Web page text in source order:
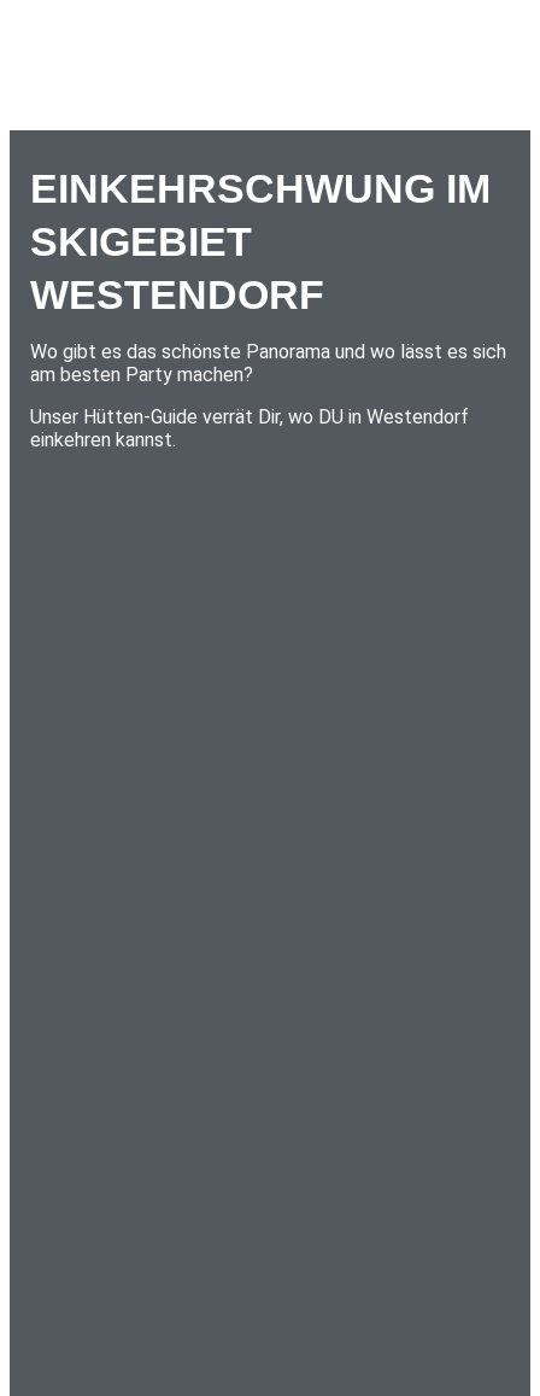
EINKEHRSCHWUNG IM
SKIGEBIET
WESTENDORF
Wo gibt es das schönste Panorama und wo lässt es sich
am besten Party machen?
Unser Hütten-Guide verrät Dir, wo DU in Westendorf
einkehren kannst.